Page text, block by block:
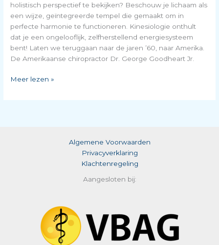
heeft
geleerd?
holistisch perspectief te bekijken? Beschouw je lichaam als
een wijze, geïntegreerde tempel die gemaakt om in
perfecte harmonie te functioneren. Kinesiologie onthult
dat je een ongelooflijk, zelfherstellend energiesysteem
bent! Laten we teruggaan naar de jaren ’60, naar Amerika.
De Amerikaanse chiropractor Dr. George Goodheart Jr.
Ontdek
Meer lezen »
Algemene Voorwaarden
Privacyverklaring
Klachtenregeling
Aangesloten bij: